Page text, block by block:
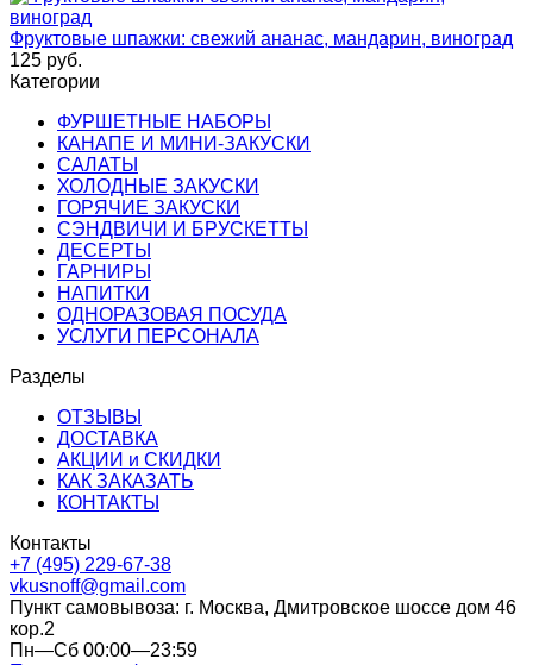
Фруктовые шпажки: свежий ананас, мандарин, виноград
125 руб.
Категории
ФУРШЕТНЫЕ НАБОРЫ
КАНАПЕ И МИНИ-ЗАКУСКИ
САЛАТЫ
ХОЛОДНЫЕ ЗАКУСКИ
ГОРЯЧИЕ ЗАКУСКИ
СЭНДВИЧИ И БРУСКЕТТЫ
ДЕСЕРТЫ
ГАРНИРЫ
НАПИТКИ
ОДНОРАЗОВАЯ ПОСУДА
УСЛУГИ ПЕРСОНАЛА
Разделы
ОТЗЫВЫ
ДОСТАВКА
АКЦИИ и СКИДКИ
КАК ЗАКАЗАТЬ
КОНТАКТЫ
Контакты
+7 (495) 229-67-38
vkusnoff@gmail.com
Пункт самовывоза: г. Москва, Дмитровское шоссе дом 46
кор.2
Пн—Сб 00:00—23:59